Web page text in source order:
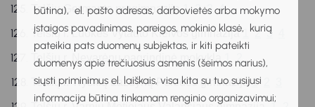
būtina), el. pašto adresas, darbovietės arba mokymo
įstaigos pavadinimas, pareigos, mokinio klasė, kurią
pateikia pats duomenų subjektas, ir kiti pateikti
duomenys apie trečiuosius asmenis (šeimos narius),
siųsti priminimus el. laiškais, visa kita su tuo susijusi
informacija būtina tinkamam renginio organizavimui;
Telšių Germanto progimnazija 1 2 3 4
Telšių r. Luokės Vytauto Kleivos gimnazija 1 2 3
Telšių r. Nevarėnų pagrindinė mokykla
Telšių r. Tryškių Lazdynų Pelėdos gimnazija 1